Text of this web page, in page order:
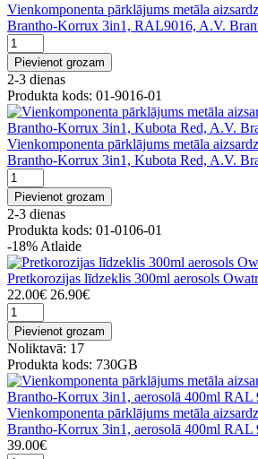
Vienkomponenta pārklājums metāla
Brantho-Korrux 3in1, RAL9016, A.V.
Pievienot grozam
2-3 dienas
Produkta kods: 01-9016-01
Vienkomponenta pārklājums metāla
Brantho-Korrux 3in1, Kubota Red, A.V.
Pievienot grozam
2-3 dienas
Produkta kods: 01-0106-01
-18% Atlaide
Pretkorozijas līdzeklis 300ml aerosols
22.00€ 26.90€
Pievienot grozam
Noliktavā: 17
Produkta kods: 730GB
Vienkomponenta pārklājums metāla
Brantho-Korrux 3in1, aerosolā 400ml RAL
39.00€